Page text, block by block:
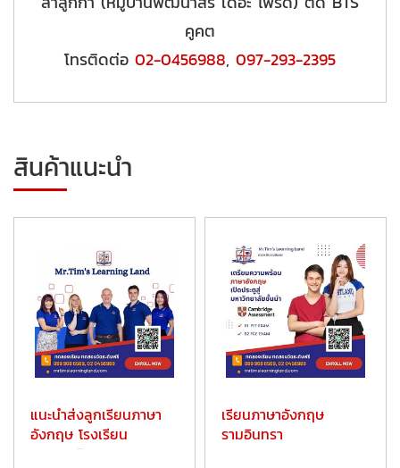
คูคต
โทรติดต่อ 02-0456988, 097-293-2395
สินค้าแนะนำ
แนะนำส่งลูกเรียนภาษา
อังกฤษ โรงเรียน
นานาชาติ
เรียนภาษาอังกฤษ
รามอินทรา